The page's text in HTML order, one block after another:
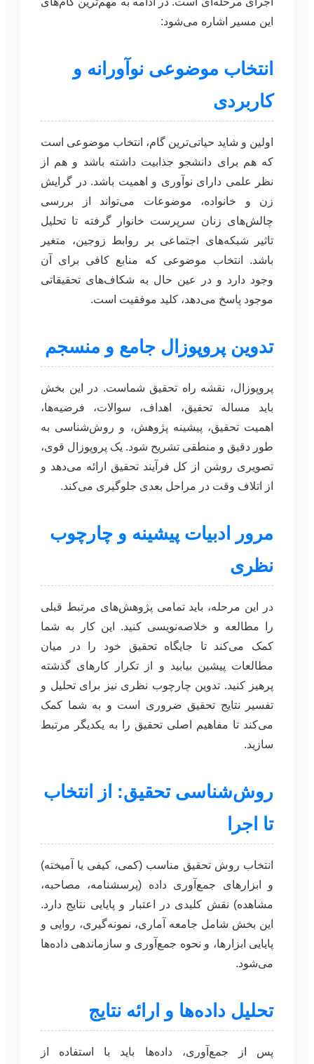
این مسیر اشاره می‌شود:
انتخاب موضوعی نوآورانه و
کاربردی
اولین و شاید حیاتی‌ترین گام، انتخاب موضوعی است
که هم برای دانشجو جذابیت داشته باشد و هم از
نظر علمی دارای نوآوری و اهمیت باشد. در گرایش
زن و خانواده، موضوعات می‌تواند از بررسی
چالش‌های زنان سرپرست خانوار گرفته تا تحلیل
تاثیر شبکه‌های اجتماعی بر روابط زوجین، متغیر
باشد. انتخاب موضوعی که منابع کافی برای آن
وجود دارد و در عین حال به شکاف‌های تحقیقاتی
موجود پاسخ می‌دهد، کلید موفقیت است.
تدوین پروپوزال جامع و منسجم
پروپوزال، نقشه راه تحقیق شماست. در این بخش
باید مساله تحقیق، اهداف، سوالات، فرضیه‌ها،
اهمیت تحقیق، پیشینه پژوهش، و روش‌شناسی به
طور دقیق و منطقی تشریح شود. یک پروپوزال قوی،
تصویری روشن از کل فرآیند تحقیق ارائه می‌دهد و
از اتلاف وقت در مراحل بعدی جلوگیری می‌کند.
مرور ادبیات پیشینه و چارچوب
نظری
در این مرحله، باید تمامی پژوهش‌های مرتبط قبلی
را مطالعه و خلاصه‌نویسی کنید. این کار به شما
کمک می‌کند تا جایگاه تحقیق خود را در میان
مطالعات پیشین بیابید و از تکرار کارهای گذشته
پرهیز کنید. تدوین چارچوب نظری نیز برای تحلیل و
تفسیر نتایج تحقیق ضروری است و به شما کمک
می‌کند تا مفاهیم اصلی تحقیق را به یکدیگر مرتبط
سازید.
روش‌شناسی تحقیق: از انتخاب
تا اجرا
انتخاب روش تحقیق مناسب (کمی، کیفی یا آمیخته)
و ابزارهای جمع‌آوری داده (پرسشنامه، مصاحبه،
مشاهده) نقش کلیدی در اعتبار و پایایی نتایج دارد.
این بخش شامل جامعه آماری، نمونه‌گیری، روایی و
پایایی ابزارها، و نحوه جمع‌آوری و سازماندهی داده‌ها
می‌شود.
تحلیل داده‌ها و ارائه نتایج
پس از جمع‌آوری، داده‌ها باید با استفاده از